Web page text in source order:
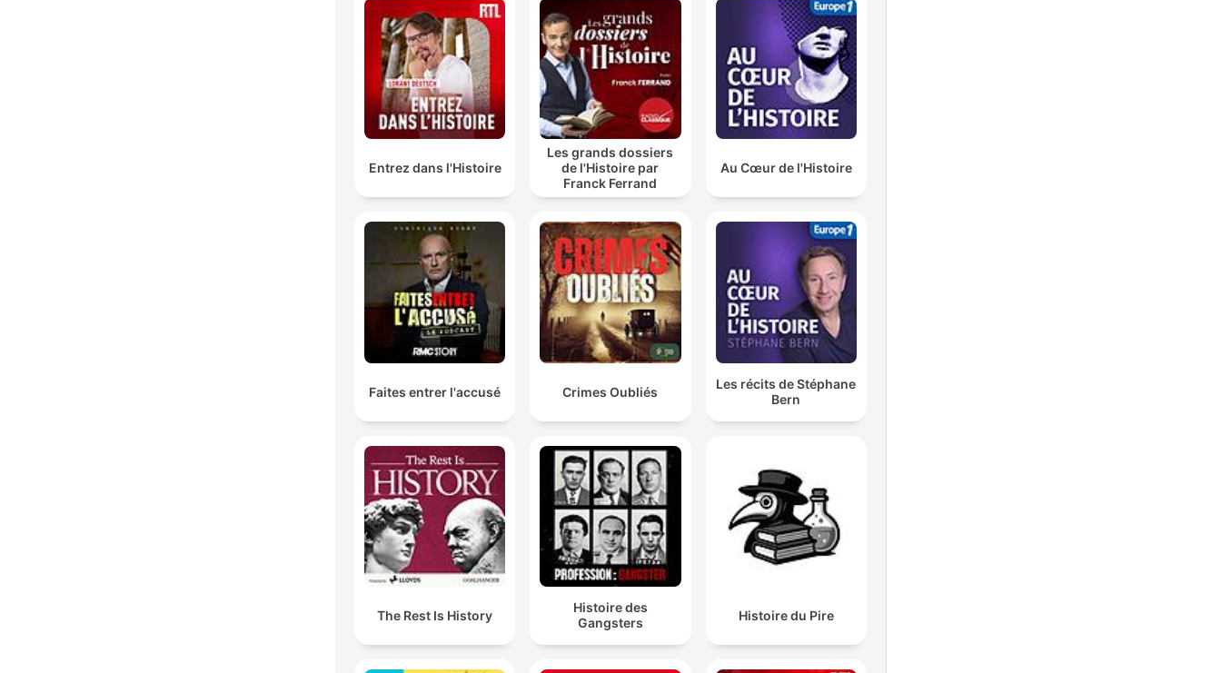
Entrez dans l'Histoire
Les grands dossiers
de l'Histoire par
Franck Ferrand
Au Cœur de l'Histoire
Faites entrer l'accusé Crimes Oubliés
Les récits de Stéphane
Bern
The Rest Is History
Histoire des
Gangsters
Histoire du Pire